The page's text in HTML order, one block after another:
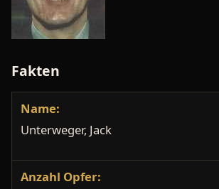
Fakten
Name:
Unterweger, Jack
Anzahl Opfer: